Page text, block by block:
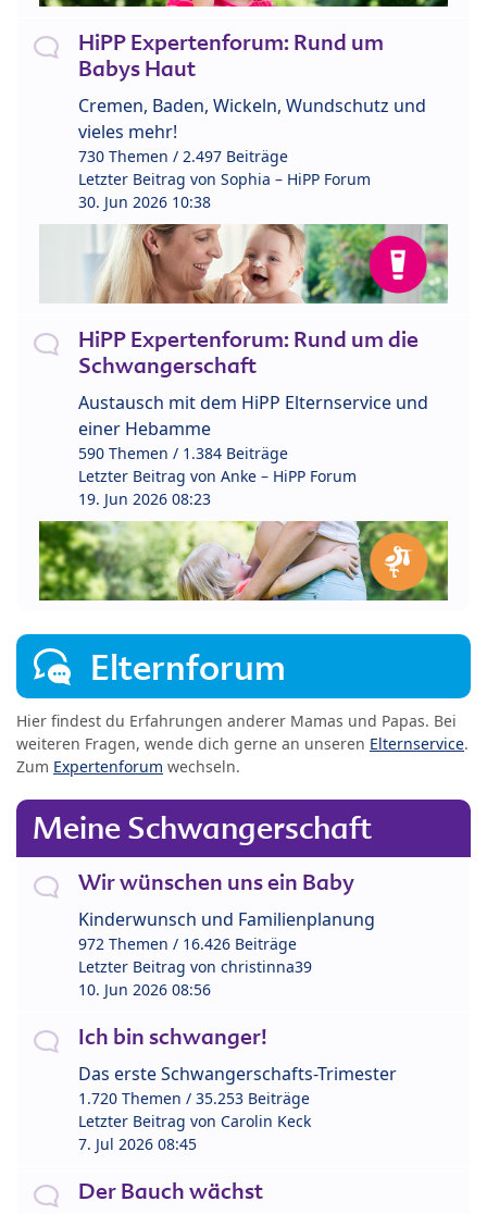
HiPP Expertenforum: Rund um
Babys Haut
Cremen, Baden, Wickeln, Wundschutz und
vieles mehr!
730 Themen / 2.497 Beiträge
Letzter Beitrag von Sophia – HiPP Forum
30. Jun 2026 10:38
HiPP Expertenforum: Rund um die
Schwangerschaft
Austausch mit dem HiPP Elternservice und
einer Hebamme
590 Themen / 1.384 Beiträge
Letzter Beitrag von Anke – HiPP Forum
19. Jun 2026 08:23
Elternforum
Hier findest du Erfahrungen anderer Mamas und Papas. Bei
weiteren Fragen, wende dich gerne an unseren Elternservice.
Zum Expertenforum wechseln.
Meine Schwangerschaft
Wir wünschen uns ein Baby
Kinderwunsch und Familienplanung
972 Themen / 16.426 Beiträge
Letzter Beitrag von christinna39
10. Jun 2026 08:56
Ich bin schwanger!
Das erste Schwangerschafts-Trimester
1.720 Themen / 35.253 Beiträge
Letzter Beitrag von Carolin Keck
7. Jul 2026 08:45
Der Bauch wächst